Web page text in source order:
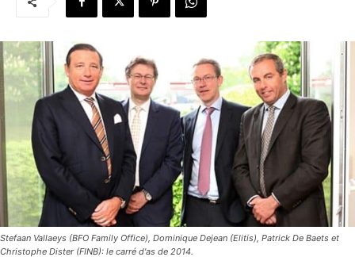
Stefaan Vallaeys (BFO Family Office), Dominique Dejean (Elitis), Patrick De Baets et
Christophe Dister (FINB): le carré d'as de 2014.